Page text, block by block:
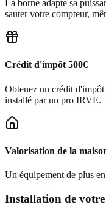
La borne adapte sa
sauter votre compteur,
Crédit d'impôt 500€
Obtenez un crédit
installé par un pro IRVE.
Valorisation de la
Un équipement de plus
Installation de